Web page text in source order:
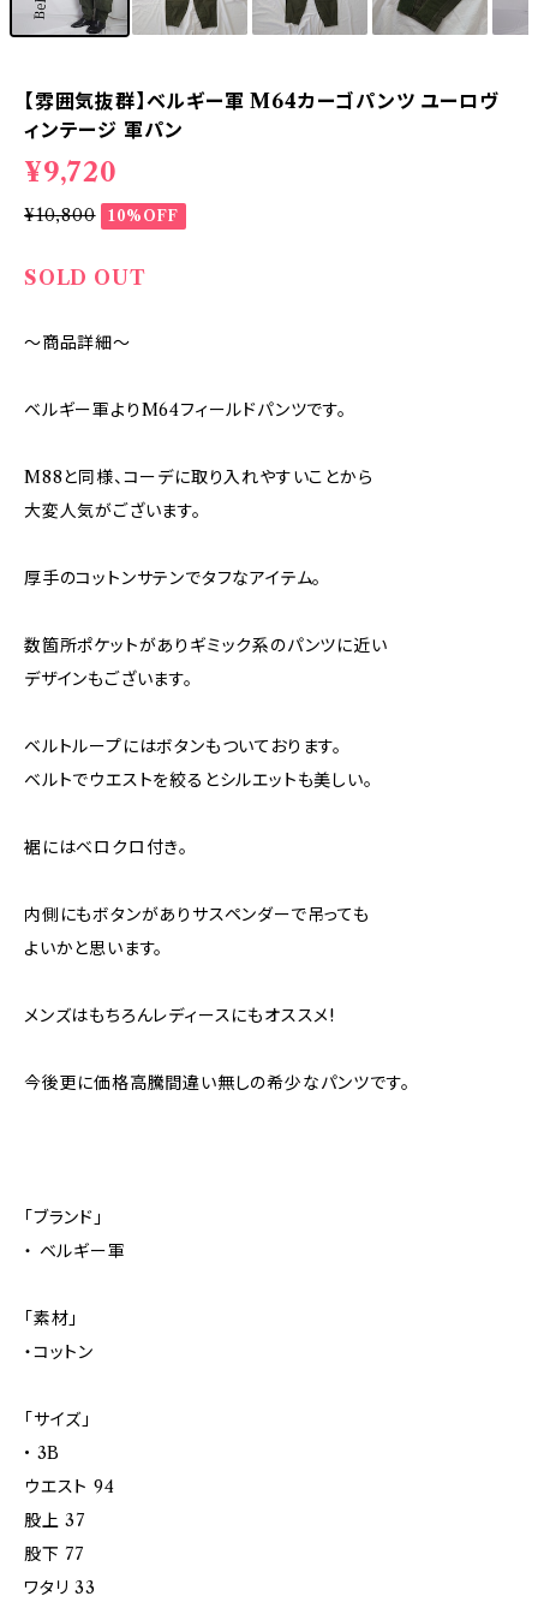
【雰囲気抜群】ベルギー軍 M64カーゴパンツ ユーロヴ
ィンテージ 軍パン
¥9,720
¥10,800 10%OFF
SOLD OUT
～商品詳細～
ベルギー軍よりM64フィールドパンツです。
M88と同様、コーデに取り入れやすいことから
大変人気がございます。
厚手のコットンサテンでタフなアイテム。
数箇所ポケットがありギミック系のパンツに近い
デザインもございます。
ベルトループにはボタンもついております。
ベルトでウエストを絞るとシルエットも美しい。
裾にはベロクロ付き。
内側にもボタンがありサスペンダーで吊っても
よいかと思います。
メンズはもちろんレディースにもオススメ!
今後更に価格高騰間違い無しの希少なパンツです。
「ブランド」
・ ベルギー軍
「素材」
・コットン
「サイズ」
• 3B
ウエスト 94
股上 37
股下 77
ワタリ 33